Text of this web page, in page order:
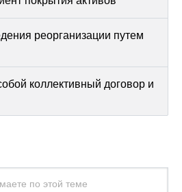
реорганизации путем
коллективный договор и